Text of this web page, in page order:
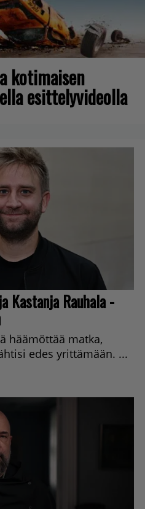
kotimaisen
esittelyvideolla